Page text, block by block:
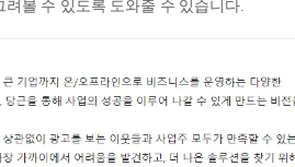
려볼 수 있도록 도와줄 수 있습니다.